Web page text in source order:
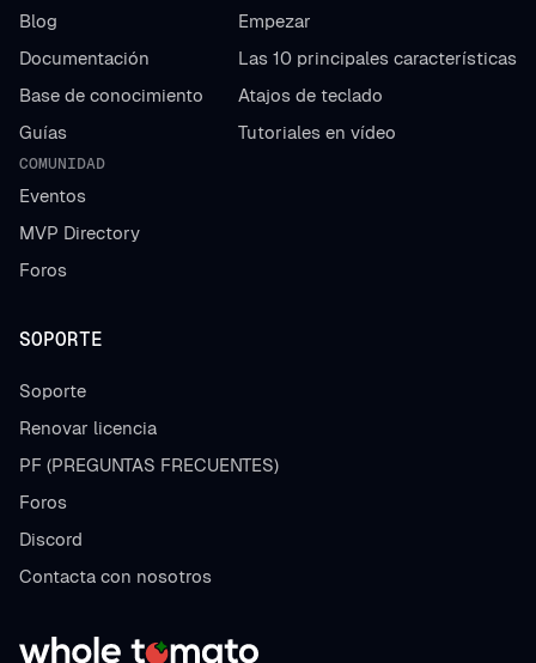
Blog
Documentación
Base de conocimiento
Guías
Empezar
Las 10 principales características
Atajos de teclado
Tutoriales en vídeo
COMUNIDAD
Eventos
MVP Directory
Foros
SOPORTE
Soporte
Renovar licencia
PF (PREGUNTAS FRECUENTES)
Foros
Discord
Contacta con nosotros